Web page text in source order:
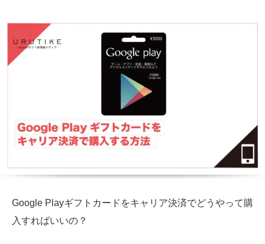
Google Playギフトカードをキャリア決済でどうやって購
入すればいいの？